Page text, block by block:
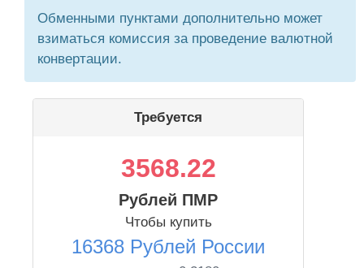
Обменными пунктами дополнительно может
взиматься комиссия за проведение валютной
конвертации.
Требуется
3568.22
Рублей ПМР
Чтобы купить
16368 Рублей России